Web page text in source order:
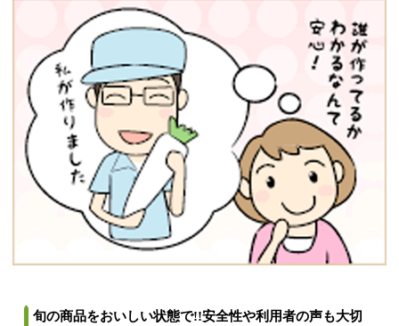
旬の商品をおいしい状態で!!安全性や利用者の声も大切